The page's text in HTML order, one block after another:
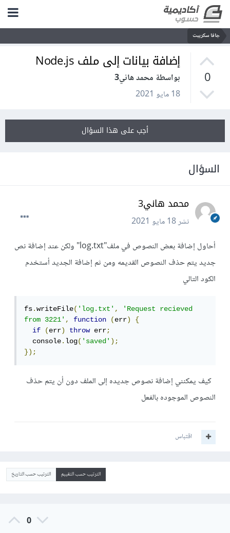
جافا سكريبت
0
إضافة بيانات إلى ملف Node.js
بواسطة محمد هاني3
18 مايو 2021
أجب على هذا السؤال
السؤال
محمد هاني3
نشر18 مايو 2021
أحاول إضافة بعض النصوص في ملف"log.txt" ولكن عند إضافة نص
جديد يتم حذف النصوص القديمه ومن ثم إضافة الجديد أستخدم
الكود التالي
fs.writeFile('log.txt',
'Request recieved
from 3221', function (err)
{
if
(err) throw err;
  console
.log('saved');
});
كيف يمكنني إضافة نصوص جديده إلى الملف دون أن يتم حذف
النصوص الموجوده بالفعل
اقتباس
الترتيب حسب التقييم الترتيب حسب التاريخ
0